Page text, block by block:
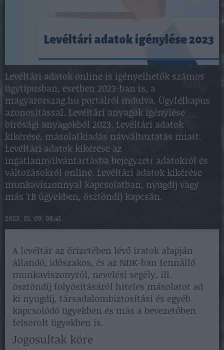
Levéltári adatok igénylése 2023
Levéltári adatok online is igényelhetők számos
ügytípusban, esetben 2023-ban is, a
magyarorszag.hu portálról indulva, Ügyfélkapus
azonosítással. Levéltári anyagok igénylése
bírósági anyagokból 2023. Levéltári adatok
kikérése, másolatkiadás návváltoztatás miatt.
Levéltári adatok kikérése az
ingatlannyilvántartásba bejegyzett adatokról és
változásokról online. Levéltári adatok kikérése
munkaviszonnyal kapcsolatban, nyugdíj vagy
más TB ügyekben, ösztöndíj kapcsán.
2023. 01. 09. 08:41
A levéltár az őrizetében lévő iratok alapján
állandó, időszakos, és az NDK-ban fennálló
munkaviszonyról, nevelési segély, ill.
ösztöndíj folyósításáról hiteles másolatot ad
ki nyugdíj, társadalombiztosítási és egyéb
kapcsolódó ügyekben és más a bevezetőben
felsorolt ügyekben is.
Jogosultak köre